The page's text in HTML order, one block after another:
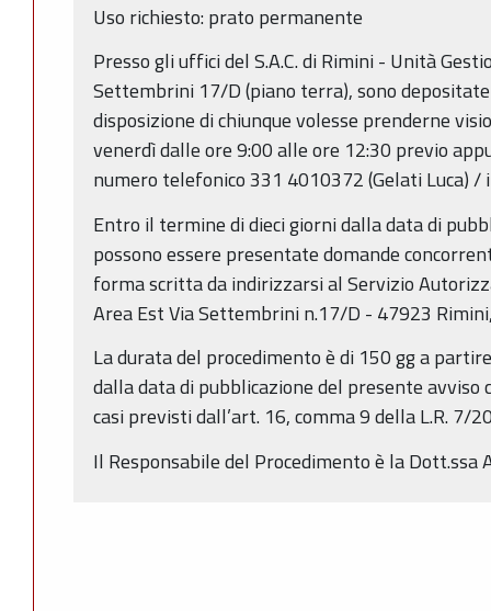
Uso richiesto: prato permanente
Presso gli uffici del S.A.C. di Rimini - Unità
Settembrini 17/D (piano terra), sono
disposizione di chiunque volesse prenderne
venerdì dalle ore 9:00 alle ore 12:30 previo
numero telefonico 331 4010372 (Gelati Luca)
Entro il termine di dieci giorni dalla data di
possono essere presentate domande
forma scritta da indirizzarsi al Servizio
Area Est Via Settembrini n.17/D - 47923
La durata del procedimento è di 150 gg a
dalla data di pubblicazione del presente
casi previsti dall’art. 16, comma 9 della L.R. 7/
Il Responsabile del Procedimento è la Dott.ssa